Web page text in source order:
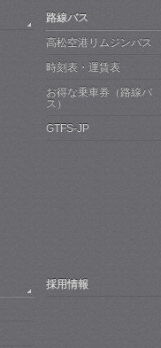
路線バス
高松空港リムジンバス
時刻表・運賃表
お得な乗車券（路線バ
ス）
GTFS-JP
採用情報